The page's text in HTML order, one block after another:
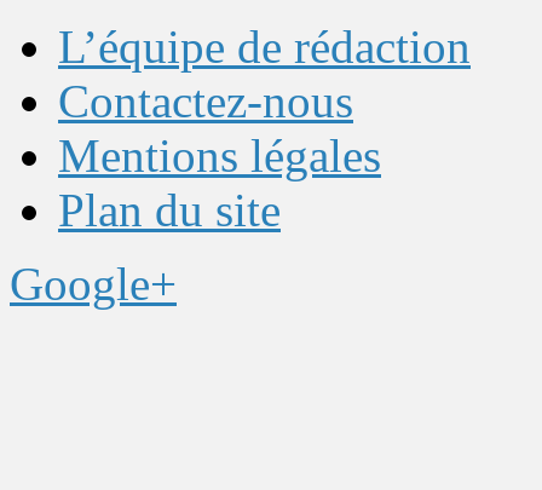
L’équipe de rédaction
Contactez-nous
Mentions légales
Plan du site
Google+